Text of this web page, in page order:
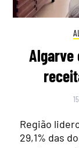
Algarve
Região
29,1% das